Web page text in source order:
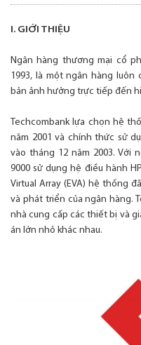
I. GIỚI THIỆU
Ngân hàng thương mại cổ
1993, là một ngân hàng luôn
bản ảnh hưởng trực tiếp đến
Techcombank lựa chọn hệ
năm 2001 và chính thức sử
vào tháng 12 năm 2003. Với
9000 sử dụng hệ điều hành
Virtual Array (EVA) hệ thống
và phát triển của ngân hàng.
nhà cung cấp các thiết bị và
án lớn nhỏ khác nhau.